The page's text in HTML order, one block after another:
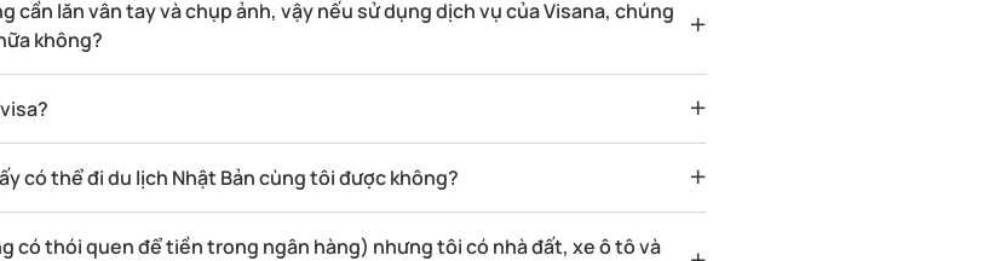
cần lăn vân tay và chụp ảnh, vậy nếu sử dụng dịch vụ của Visana, chúng
không?
có thể đi du lịch Nhật Bản cùng tôi được không?
có thói quen để tiền trong ngân hàng) nhưng tôi có nhà đất, xe ô tô và